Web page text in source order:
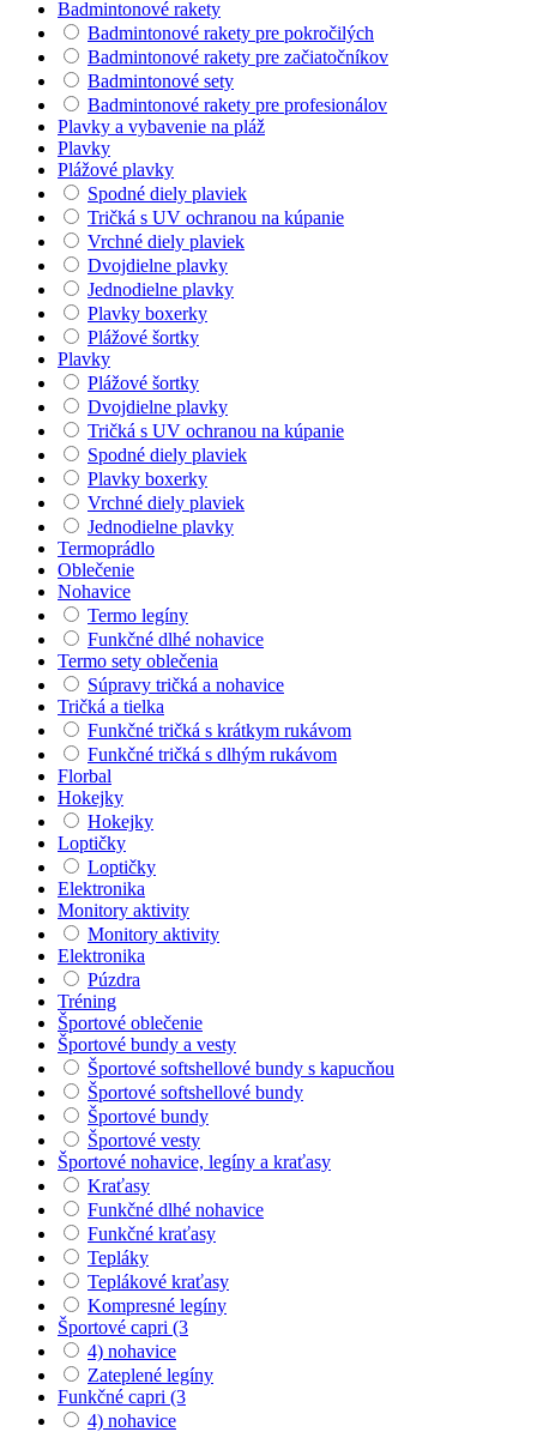
Badmintonové rakety
Badmintonové rakety pre pokročilých
Badmintonové rakety pre začiatočníkov
Badmintonové sety
Badmintonové rakety pre profesionálov
Plavky a vybavenie na pláž
Plavky
Plážové plavky
Spodné diely plaviek
Tričká s UV ochranou na kúpanie
Vrchné diely plaviek
Dvojdielne plavky
Jednodielne plavky
Plavky boxerky
Plážové šortky
Plavky
Plážové šortky
Dvojdielne plavky
Tričká s UV ochranou na kúpanie
Spodné diely plaviek
Plavky boxerky
Vrchné diely plaviek
Jednodielne plavky
Termoprádlo
Oblečenie
Nohavice
Termo legíny
Funkčné dlhé nohavice
Termo sety oblečenia
Súpravy tričká a nohavice
Tričká a tielka
Funkčné tričká s krátkym rukávom
Funkčné tričká s dlhým rukávom
Florbal
Hokejky
Hokejky
Loptičky
Loptičky
Elektronika
Monitory aktivity
Monitory aktivity
Elektronika
Púzdra
Tréning
Športové oblečenie
Športové bundy a vesty
Športové softshellové bundy s kapucňou
Športové softshellové bundy
Športové bundy
Športové vesty
Športové nohavice, legíny a kraťasy
Kraťasy
Funkčné dlhé nohavice
Funkčné kraťasy
Tepláky
Teplákové kraťasy
Kompresné legíny
Športové capri (3
4) nohavice
Zateplené legíny
Funkčné capri (3
4) nohavice